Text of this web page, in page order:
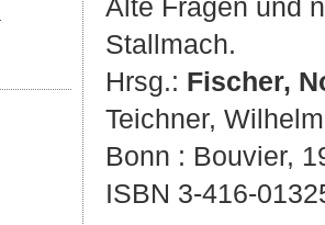
Alte Fragen und
Stallmach.
Hrsg.: Fischer,
Teichner, Wilhelm
Bonn : Bouvier,
ISBN 3-416-